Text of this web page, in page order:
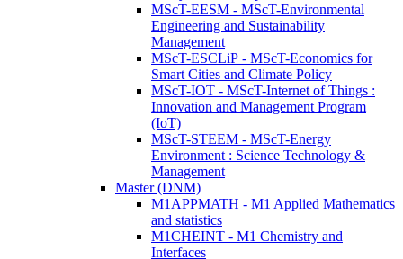
MScT-EESM - MScT-Environmental
Engineering and Sustainability
Management
MScT-ESCLiP - MScT-Economics for
Smart Cities and Climate Policy
MScT-IOT - MScT-Internet of Things :
Innovation and Management Program
(IoT)
MScT-STEEM - MScT-Energy
Environment : Science Technology &
Management
Master (DNM)
M1APPMATH - M1 Applied Mathematics
and statistics
M1CHEINT - M1 Chemistry and
Interfaces